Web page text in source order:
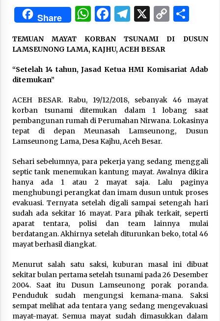
“Pohon Kehidupan”: Mati Dulu, Baru Hidup
3 months ago
“Allahukrasi”: The Power of Management!
3 months ago
Manusia Visioner dan Beretika
3 months ago
Takut Mati
3 months ago
Said Muniruddin Latih Mental dan Spiritual 80
Siswa YPHC
Said Muniruddin Beri Pelatihan dan Motivasi
untuk 179 Guru Diniyah Disdikbud Kota Banda
Aceh
4 months ago
Share WhatsApp
Facebook
Telegram
X Copy
TEMUAN MAYAT KORBAN TSUNAMI DI DUSUN
LAMSEUNONG LAMA, KAJHU, ACEH BESAR
“Setelah 14 tahun, Jasad Ketua HMI Komisariat Adab
ditemukan”
ACEH BESAR. Rabu, 19/12/2018, sebanyak 46 mayat
korban tsunami ditemukan dalam 1 lobang saat
pembangunan rumah di Perumahan Nirwana. Lokasinya
tepat di depan Meunasah Lamseunong, Dusun
Lamseunong Lama, Desa Kajhu, Aceh Besar.
Sehari sebelumnya, para pekerja yang sedang menggali
septic tank menemukan kantung mayat. Awalnya dikira
hanya ada 1 atau 2 mayat saja. Lalu paginya
menghubungi perangkat dan imam dusun untuk proses
evakuasi. Ternyata setelah digali sampai setengah hari
sudah ada sekitar 16 mayat. Para pihak terkait, seperti
aparat tentara, polisi dan team lainnya mulai
berdatangan. Akhirnya setelah diturunkan beko, total 46
mayat berhasil diangkat.
Menurut salah satu saksi, kuburan masal ini dibuat
sekitar bulan pertama setelah tsunami pada 26 Desember
2004. Saat itu Dusun Lamseunong porak poranda.
Penduduk sudah mengungsi kemana-mana. Saksi
sempat melihat ada tentara yang sedang mengevakuasi
mayat-mayat. Semua mayat sudah dimasukkan dalam